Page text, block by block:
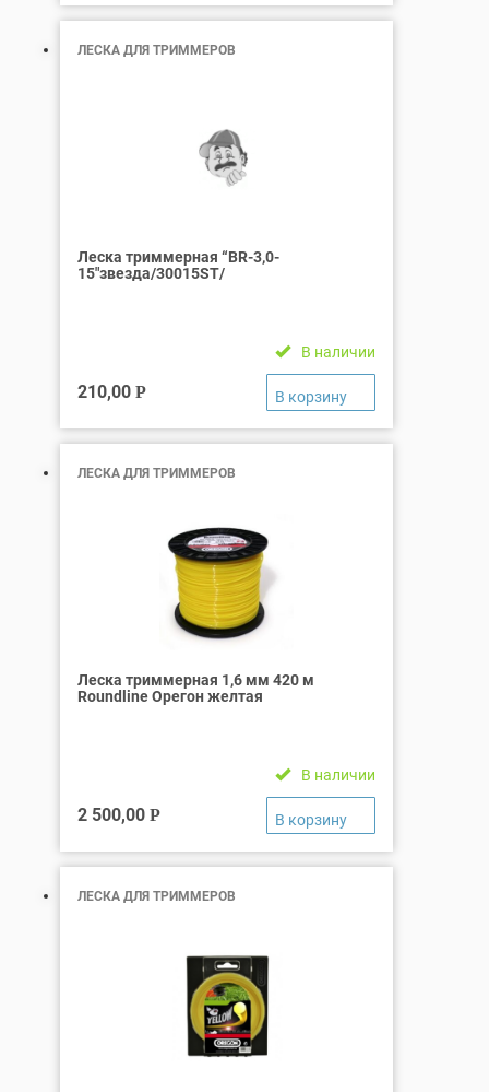
ЛЕСКА ДЛЯ ТРИММЕРОВ
Леска триммерная “BR-3,0-
15″звезда/30015ST/
В наличии
210,00 Р
ЛЕСКА ДЛЯ ТРИММЕРОВ
Леска триммерная 1,6 мм 420 м
Roundline Орегон желтая
В наличии
2 500,00 Р
ЛЕСКА ДЛЯ ТРИММЕРОВ